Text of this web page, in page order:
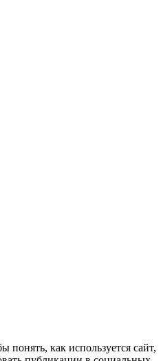
как используется сайт,